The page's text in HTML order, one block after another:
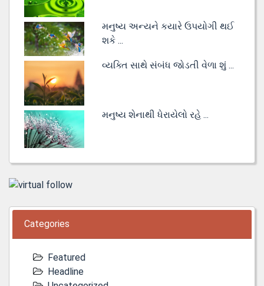
મનુષ્ય અન્યને કયારે ઉપયોગી થઈ
શકે ...
વ્યક્તિ સાથે સંબંધ જોડતી વેળા શું ...
મનુષ્ય શેનાથી ધેરાયેલો રહે ...
Categories
Featured
Headline